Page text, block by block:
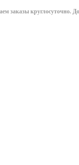
заказы круглосуточно.